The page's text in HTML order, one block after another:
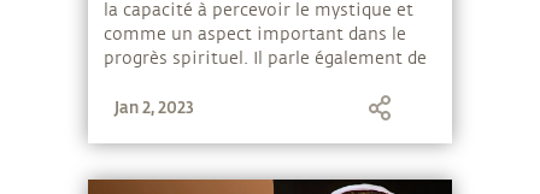
la capacité à percevoir le mystique et
comme un aspect important dans le
progrès spirituel. Il parle également de
proportion d'Akash dans son corps.
Jan 2, 2023